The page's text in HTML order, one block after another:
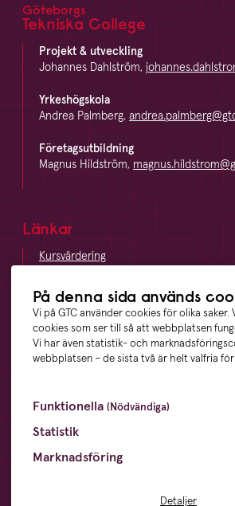
På denna sida används
Vi på GTC använder cookies för olika saker.
cookies som ser till så att webbplatsen
Vi har även statistik- och
webbplatsen – de sista två är helt valfria
Funktionella (Nödvändiga)
Statistik
Marknadsföring
Detaljer
Footer
Göteborgs
Tekniska College
Projekt & utveckling
Johannes Dahlström,
Yrkeshögskola
Andrea Palmberg,
Företagsutbildning
Magnus Hildström,
Länkar
Kursvärdering
Vägbeskrivning
Visselblåsning
Våra ägare
Övrigt